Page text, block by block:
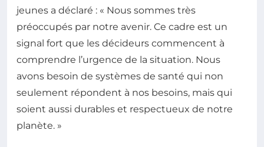
jeunes a déclaré : « Nous sommes très
préoccupés par notre avenir. Ce cadre est un
signal fort que les décideurs commencent à
comprendre l’urgence de la situation. Nous
avons besoin de systèmes de santé qui non
seulement répondent à nos besoins, mais qui
soient aussi durables et respectueux de notre
planète. »